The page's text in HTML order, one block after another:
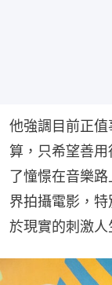
他強調目前正
算，只希望善
了憧憬在音樂
界拍攝電影，
於現實的刺激人